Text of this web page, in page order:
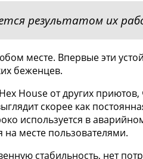
результатом их
месте. Впервые эти
беженцев.
House от других приютов,
скорее как
используется в
на месте пользователями.
стабильность, нет